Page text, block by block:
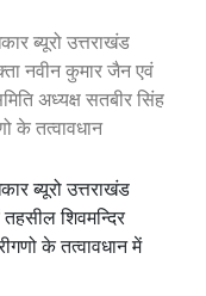
ब्यूरो उत्तराखंड
नवीन कुमार जैन एवं
अध्यक्ष सतबीर सिंह
के तत्वावधान
ब्यूरो उत्तराखंड
शिवमन्दिर
के तत्वावधान में